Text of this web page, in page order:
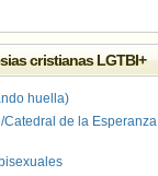
cristianas LGTBI+
huella)
de la Esperanza